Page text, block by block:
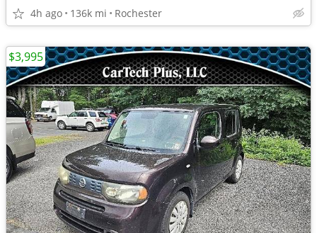
4h ago 136k mi Rochester
$3,995